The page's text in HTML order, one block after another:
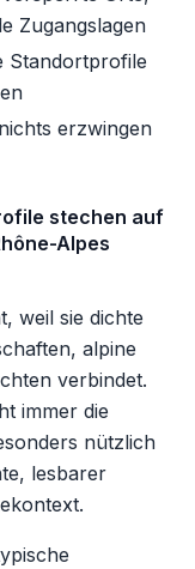
Zugangslagen
Standortprofile
erzwingen
stechen auf
Alpes
weil sie dichte
alpine
verbindet.
immer die
nützlich
lesbarer